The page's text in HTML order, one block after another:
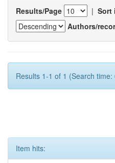
Results/Page | Sort
Authors/
Results 1-1 of 1 (Search
Item hits: